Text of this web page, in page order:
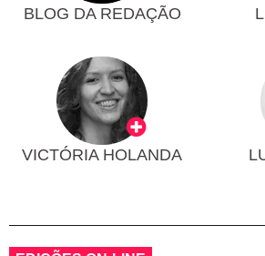
BLOG DA REDAÇÃO
VICTÓRIA HOLANDA